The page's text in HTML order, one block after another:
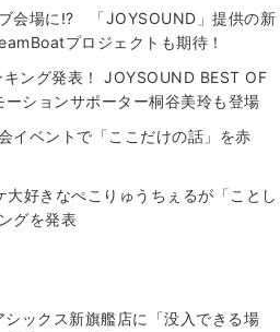
会場に!? 「JOYSOUND」提供の新
プロジェクトも期待！
ング発表！ JOYSOUND BEST OF
ションサポーター桐谷美玲も登場
イベントで「ここだけの話」を赤
好きなぺこりゅうちぇるが「ことし
グを発表
シックス新旗艦店に「没入できる場